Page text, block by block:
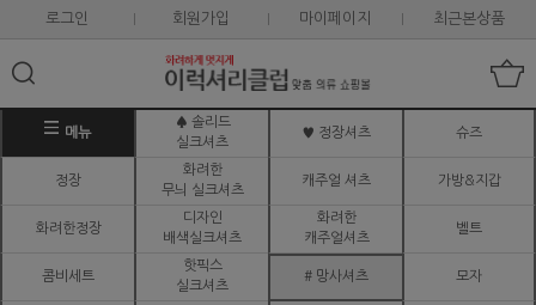
로그인 회원가입 마이페이지 최근본상품
메뉴
♠ 솔리드
실크셔츠
♥ 정장셔츠 슈즈
정장
화려한
무늬 실크셔츠
캐주얼 셔츠 가방&지갑
화려한정장
디자인
배색실크셔츠
화려한
캐주얼셔츠
벨트
콤비세트
핫픽스
실크셔츠
# 망사셔츠 모자